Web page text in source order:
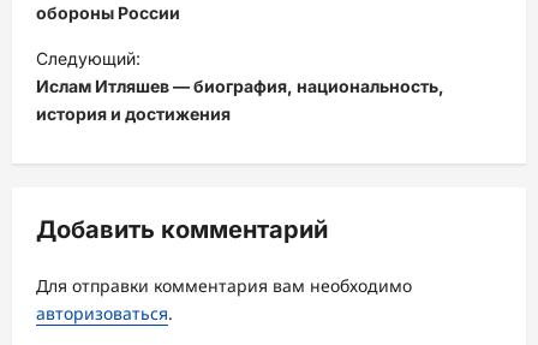
в
и
г
а
ц
я
з
а
обороны России
Следующий:
Ислам Итляшев — биография, национальность,
история и достижения
Добавить комментарий
Для отправки комментария вам необходимо
авторизоваться.